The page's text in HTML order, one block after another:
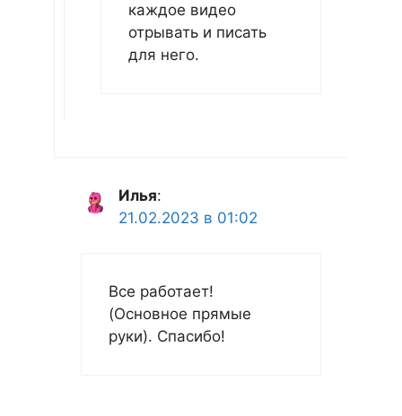
каждое видео
отрывать и писать
для него.
Илья:
21.02.2023 в 01:02
Все работает!
(Основное прямые
руки). Спасибо!